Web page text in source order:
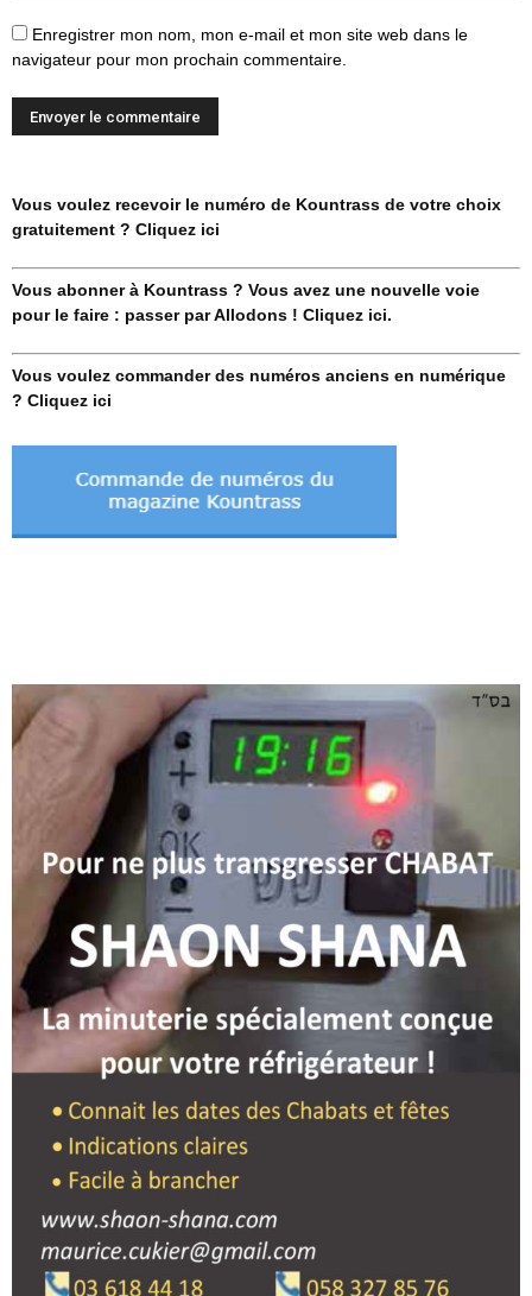
Enregistrer mon nom, mon e-mail et mon site web dans le
navigateur pour mon prochain commentaire.
Vous voulez recevoir le numéro de Kountrass de votre choix
gratuitement ? Cliquez ici
Vous abonner à Kountrass ? Vous avez une nouvelle voie
pour le faire : passer par Allodons ! Cliquez ici.
Vous voulez commander des numéros anciens en numérique
? Cliquez ici